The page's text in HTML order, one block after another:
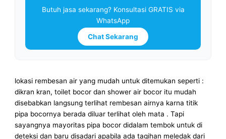
Butuh jasa sekarang? Konsultasi GRATIS via
WhatsApp
Chat Sekarang
lokasi rembesan air yang mudah untuk ditemukan seperti :
dikran kran, toilet bocor dan shower air bocor itu mudah
disebabkan langsung terlihat rembesan airnya karna titik
pipa bocornya berada diluar terlihat oleh mata . Tapi
sayangnya mayoritas pipa bocor didalam tembok untuk di
deteksi dan baru disadari apabila ada tagihan meledak dari